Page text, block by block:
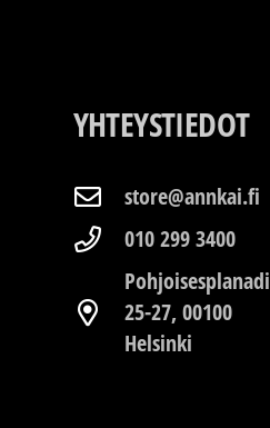
YHTEYSTIEDOT
store@annkai.fi
010 299 3400
Pohjoisesplanadi
25-27, 00100
Helsinki